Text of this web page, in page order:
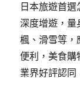
日本旅遊首選
深度增遊，量
楓、滑雪等，
便利，美食購
業界好評認同